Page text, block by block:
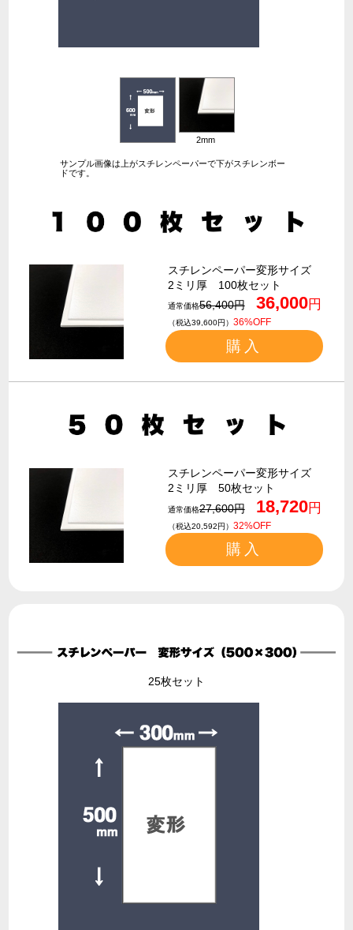
2mm
サンプル画像は上がスチレンペーパーで下がスチレンボー
ドです。
スチレンペーパー変形サイズ
2ミリ厚 100枚セット
通常価格56,400円 36,000円
（税込39,600円） 36%OFF
購入
スチレンペーパー変形サイズ
2ミリ厚 50枚セット
通常価格27,600円 18,720円
（税込20,592円） 32%OFF
購入
25枚セット